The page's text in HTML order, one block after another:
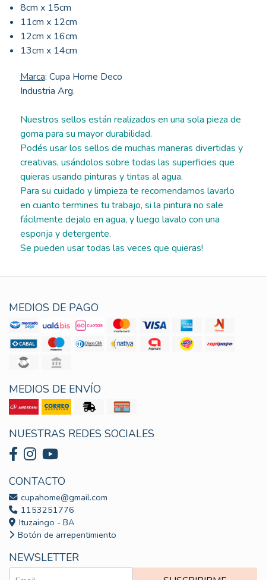
8cm x 15cm
11cm x 12cm
12cm x 16cm
13cm x 14cm
Marca: Cupa Home Deco
Industria Arg.
Nuestros sellos están realizados en una sola pieza de
goma para su mayor durabilidad.
Podés usar los sellos de muchas maneras divertidas y
creativas, usándolos sobre todas las superficies que
quieras usando pinturas y tintas al agua.
Para su cuidado y limpieza te recomendamos lavarlo
en cuanto termines tu trabajo, si la pintura no sale
fácilmente dejalo en agua, y luego lavalo con una
esponja y detergente.
Se pueden usar todas las veces que quieras!
MEDIOS DE PAGO
MEDIOS DE ENVÍO
NUESTRAS REDES SOCIALES
CONTACTO
cupahome@gmail.com
1153251776
Ituzaingo - BA
Botón de arrepentimiento
NEWSLETTER